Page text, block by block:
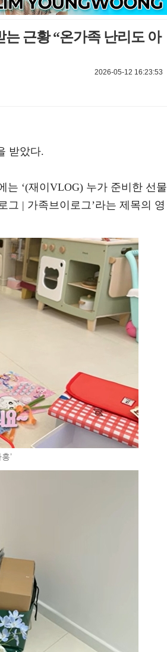
근황 “온가족 난리도 아
2026-05-12 16:23:53
받았다.
는 ‘(재이VLOG) 누가 준비한 선물
그 | 가족브이로그’라는 제목의 영
’